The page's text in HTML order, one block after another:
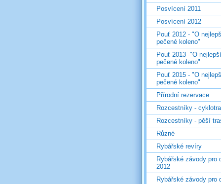
Posvícení 2011
Posvícení 2012
Pouť 2012 - "O
pečené koleno"
Pouť 2013 -"O nejlepší
pečené koleno"
Pouť 2015 - "O
pečené koleno"
Přírodní rezervace
Rozcestníky -
Rozcestníky - pěší
Různé
Rybářské revíry
Rybářské závody pro
2012
Rybářské závody pro